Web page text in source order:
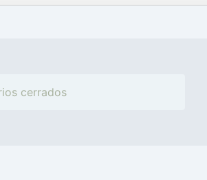
WHATSAPP
cerrados